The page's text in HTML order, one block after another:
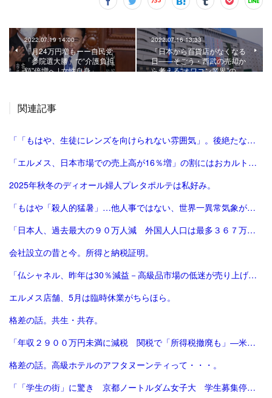
2022.07.19 14:00
「月24万円増もーー自民党
「参院選大勝」で“介護負担
額”倍増へ | 女性自身」
2022.07.16 13:33
「日本から百貨店がなくなる
日――そごう・西武の売却か
ら考える“オワコン業界”の…
関連記事
「「もはや、生徒にレンズを向けられない雰囲気」。後絶たない教員による盗撮、現場に波紋――運動会や修学旅行控え、先生が萎縮するワケ | 鹿児島のニュース | 南日本新聞デジタル」
「エルメス、日本市場での売上高が16％増」の割にはおカルト系（笑）は減った気がする。
2025年秋冬のディオール婦人プレタポルテは私好み。
「もはや「殺人的猛暑」…他人事ではない、世界一異常気象が発生する国とは？ | ニュースな本 | ダイヤモンド・オンライン」
「日本人、過去最大の９０万人減 外国人人口は最多３６７万人―総務省：時事ドットコム」
会社設立の昔と今。所得と納税証明。
「仏シャネル、昨年は30％減益－高級品市場の低迷が売り上げ直撃 - Bloomberg」
エルメス店舗、5月は臨時休業がちらほら。
格差の話。共生・共存。
「年収２９００万円未満に減税 関税で「所得税撤廃も」―米大統領：時事ドットコム」
格差の話。高級ホテルのアフタヌーンティって・・・。
「「学生の街」に驚き 京都ノートルダム女子大 学生募集停止へ [京都府]：朝日新聞」